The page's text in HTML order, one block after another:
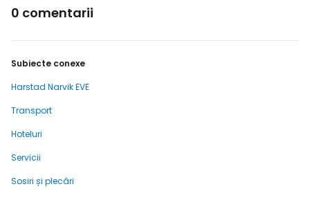
0 comentarii
Subiecte conexe
Harstad Narvik EVE
Transport
Hoteluri
Servicii
Sosiri și plecări